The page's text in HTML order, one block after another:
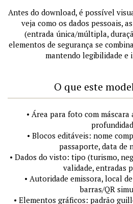
Antes do download, é possível
veja como os dados pessoais,
(entrada única/múltipla,
elementos de segurança se
mantendo legibilidade e
O que este
• Área para foto com
• Blocos editáveis: nome
passaporte, data de
• Dados do visto: tipo (turismo,
validade, entradas
• Autoridade emissora, local
barras/QR
• Elementos gráficos: padrão